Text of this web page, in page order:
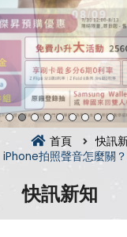
首頁 快訊
iPhone拍照聲音怎麼關
快訊新知